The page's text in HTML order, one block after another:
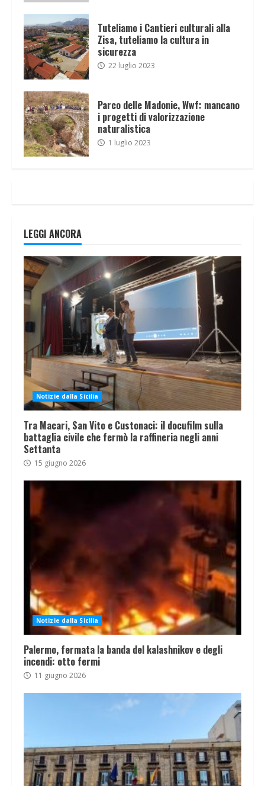
Tuteliamo i Cantieri culturali alla
Zisa, tuteliamo la cultura in
sicurezza
22 luglio 2023
Parco delle Madonie, Wwf: mancano
i progetti di valorizzazione
naturalistica
1 luglio 2023
LEGGI ANCORA
Notizie dalla Sicilia
Tra Macari, San Vito e Custonaci: il docufilm sulla
battaglia civile che fermò la raffineria negli anni
Settanta
15 giugno 2026
Notizie dalla Sicilia
Palermo, fermata la banda del kalashnikov e degli
incendi: otto fermi
11 giugno 2026